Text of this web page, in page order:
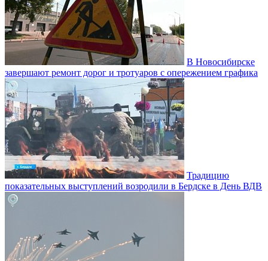
В Новосибирске
завершают ремонт дорог и тротуаров с опережением графика
Традицию
показательных выступлений возродили в Бердске в День ВДВ